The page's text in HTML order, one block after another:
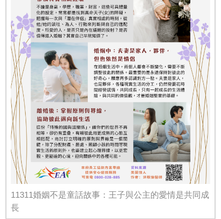
11311婚姻不是童話故事：王子與公主的愛情是共同成
長